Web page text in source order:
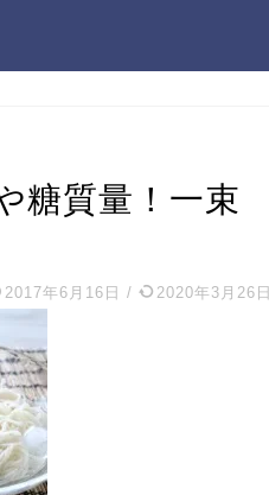
糖質量！一束
2017年6月16日 / 2020年3月26日